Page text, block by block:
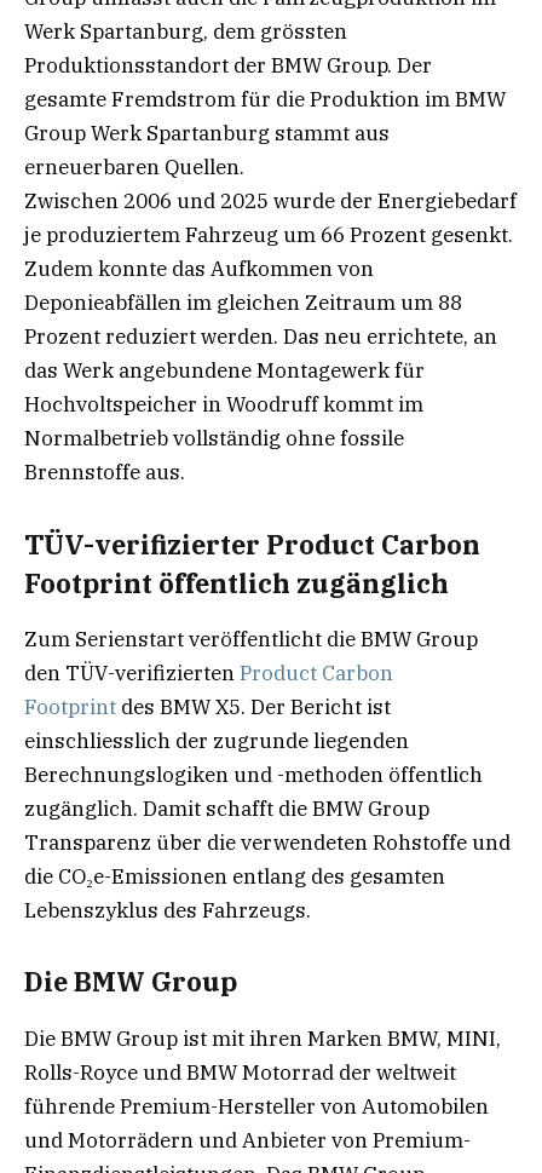
Werk Spartanburg, dem grössten
Produktionsstandort der BMW Group. Der
gesamte Fremdstrom für die Produktion im BMW
Group Werk Spartanburg stammt aus
erneuerbaren Quellen.
Zwischen 2006 und 2025 wurde der Energiebedarf
je produziertem Fahrzeug um 66 Prozent gesenkt.
Zudem konnte das Aufkommen von
Deponieabfällen im gleichen Zeitraum um 88
Prozent reduziert werden. Das neu errichtete, an
das Werk angebundene Montagewerk für
Hochvoltspeicher in Woodruff kommt im
Normalbetrieb vollständig ohne fossile
Brennstoffe aus.
TÜV-verifizierter Product Carbon
Footprint öffentlich zugänglich
Zum Serienstart veröffentlicht die BMW Group
den TÜV-verifiziertenProduct Carbon
Footprint des BMW X5. Der Bericht ist
einschliesslich der zugrunde liegenden
Berechnungslogiken und -methoden öffentlich
zugänglich. Damit schafft die BMW Group
Transparenz über die verwendeten Rohstoffe und
die CO₂e-Emissionen entlang des gesamten
Lebenszyklus des Fahrzeugs.
Die BMW Group
Die BMW Group ist mit ihren Marken BMW, MINI,
Rolls-Royce und BMW Motorrad der weltweit
führende Premium-Hersteller von Automobilen
und Motorrädern und Anbieter von Premium-